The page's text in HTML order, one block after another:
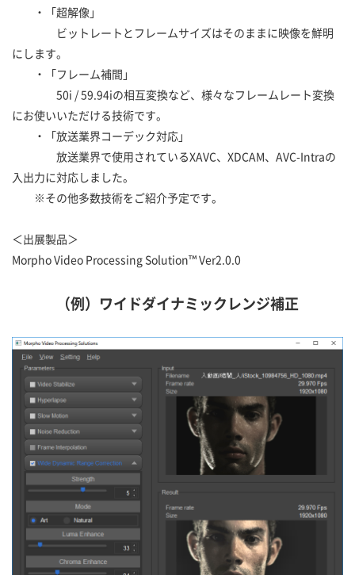
・「超解像」
ビットレートとフレームサイズはそのままに映像を鮮明
にします。
・「フレーム補間」
50i / 59.94iの相互変換など、様々なフレームレート変換
にお使いいただける技術です。
・「放送業界コーデック対応」
放送業界で使用されているXAVC、XDCAM、AVC-Intraの
入出力に対応しました。
※その他多数技術をご紹介予定です。
＜出展製品＞
Morpho Video Processing Solution™ Ver2.0.0
（例）ワイドダイナミックレンジ補正